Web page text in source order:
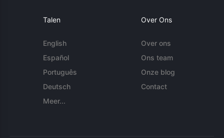
Talen
English
Español
Português
Deutsch
Meer...
Over Ons
Over ons
Ons team
Onze blog
Contact